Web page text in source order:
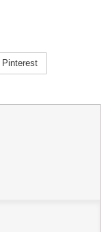
Pinterest